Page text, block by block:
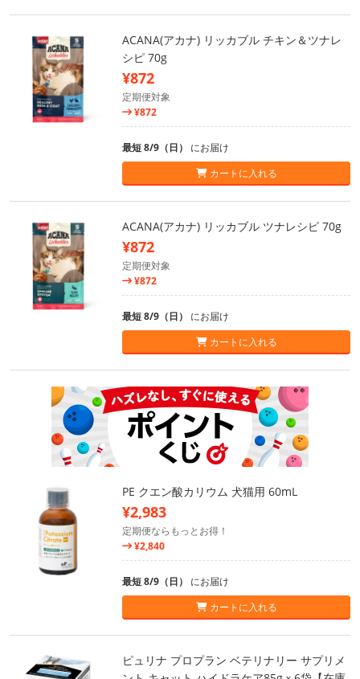
ACANA(アカナ) リッカブル チキン＆ツナレ
シピ 70g
¥872
定期便対象
¥872
最短 8/9（日） にお届け
カートに入れる
ACANA(アカナ) リッカブル ツナレシピ 70g
¥872
定期便対象
¥872
最短 8/9（日） にお届け
カートに入れる
PE クエン酸カリウム 犬猫用 60mL
¥2,983
定期便ならもっとお得！
¥2,840
最短 8/9（日） にお届け
カートに入れる
ピュリナ プロプラン ベテリナリー サプリメ